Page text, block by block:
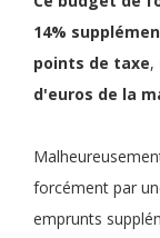
14%
points de taxe,
d'euros de la
forcément par
emprunts